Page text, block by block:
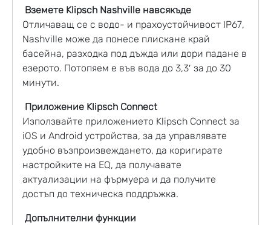
Вземете Klipsch Nashville навсякъде
Отличаващ се с водо- и прахоустойчивост IP67,
Nashville може да понесе плискане край
басейна, разходка под дъжда или дори падане в
езерото. Потопяем е във вода до 3,3′ за до 30
минути.
Приложение Klipsch Connect
Използвайте приложението Klipsch Connect за
iOS и Android устройства, за да управлявате
удобно възпроизвеждането, да коригирате
настройките на EQ, да получавате
актуализации на фърмуера и да получите
достъп до техническа поддръжка.
Допълнителни функции